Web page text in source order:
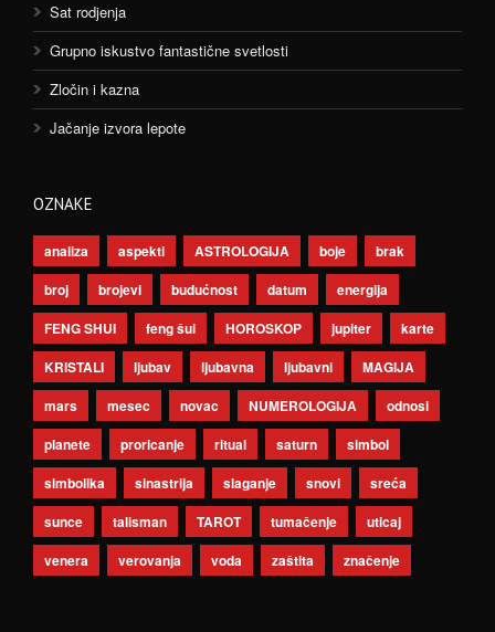
Sat rodjenja
Grupno iskustvo fantastične svetlosti
Zločin i kazna
Jačanje izvora lepote
OZNAKE
analiza aspekti ASTROLOGIJA boje
brak
broj
brojevi budućnost datum
energija
FENG SHUI
feng šui HOROSKOP jupiter
karte
KRISTALI
ljubav ljubavna ljubavni
MAGIJA
mars
mesec novac NUMEROLOGIJA
odnosi
planete
proricanje ritual saturn
simbol
simbolika
sinastrija slaganje snovi
sreća
sunce
talisman TAROT tumačenje
uticaj
venera
verovanja voda zaštita značenje